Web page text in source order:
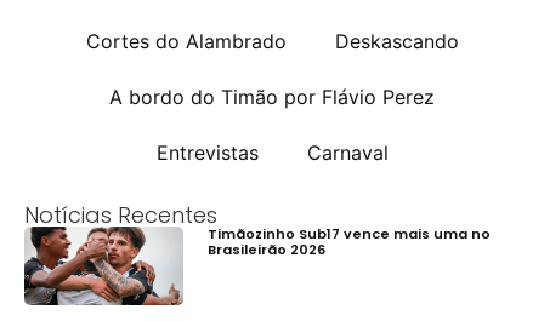
Cortes do Alambrado Deskascando
A bordo do Timão por Flávio Perez
Entrevistas Carnaval
Notícias Recentes
Timãozinho Sub17 vence mais uma no
Brasileirão 2026